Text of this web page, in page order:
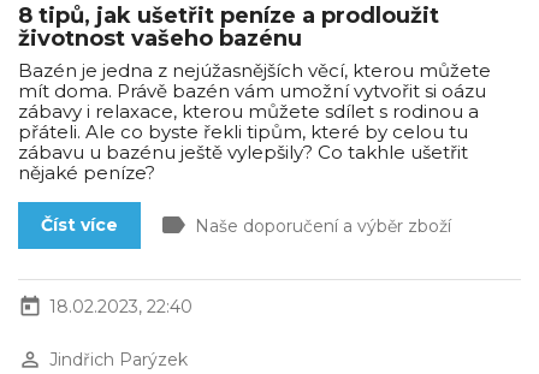
8 tipů, jak ušetřit peníze a prodloužit
životnost vašeho bazénu
Bazén je jedna z nejúžasnějších věcí, kterou můžete
mít doma. Právě bazén vám umožní vytvořit si oázu
zábavy i relaxace, kterou můžete sdílet s rodinou a
přáteli. Ale co byste řekli tipům, které by celou tu
zábavu u bazénu ještě vylepšily? Co takhle ušetřit
nějaké peníze?
Číst více label Naše doporučení a výběr zboží
today 18.02.2023, 22:40
perm_identity Jindřich Parýzek